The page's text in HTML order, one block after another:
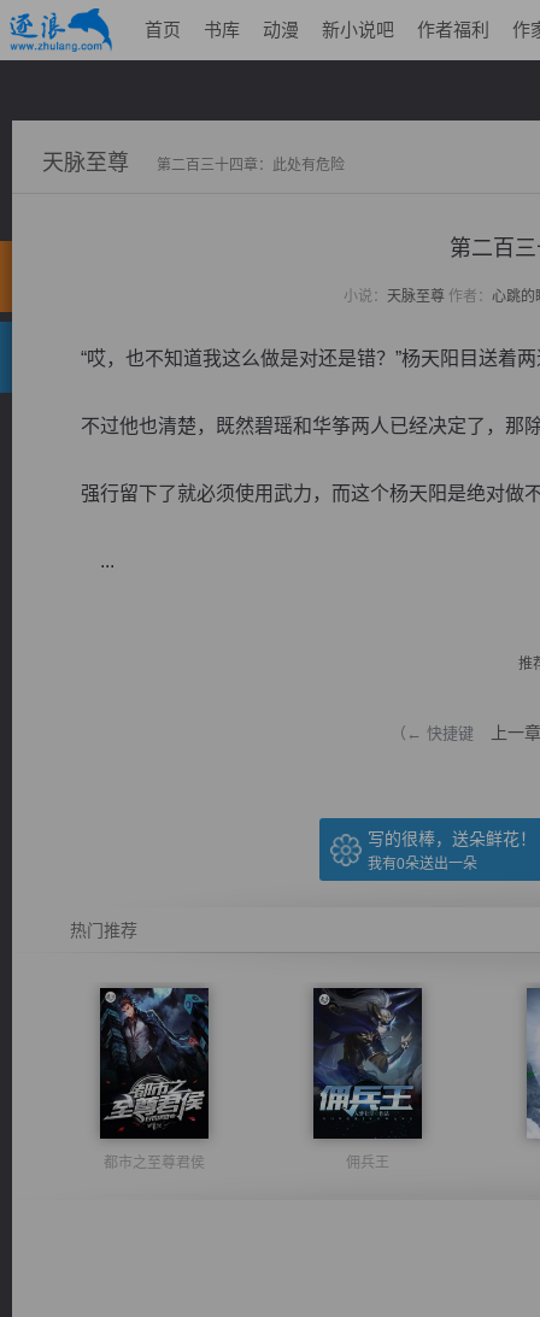
首页 书库 动漫 新小说吧 作者福利 作
天脉至尊 第二百三十四章：此处有危险
第二百
小说： 天脉至尊作者： 心跳的
“哎，也不知道我这么做是对还是错？”杨天阳目送着
不过他也清楚，既然碧瑶和华筝两人已经决定了，那
强行留下了就必须使用武力，而这个杨天阳是绝对做
...
推
（← 快捷键 上一章
写的很棒，送朵鲜花！
我有0朵送出一朵
热门推荐
都市之至尊君侯 佣兵王